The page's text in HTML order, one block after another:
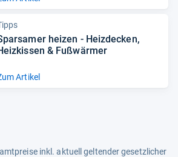
hei­zen -​ Heiz­de­cken,
& Fuß­wär­mer
Artikel
inkl. aktuell geltender gesetzlicher